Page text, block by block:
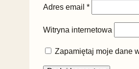
Adres email *
Witryna internetowa
Zapamiętaj moje dane